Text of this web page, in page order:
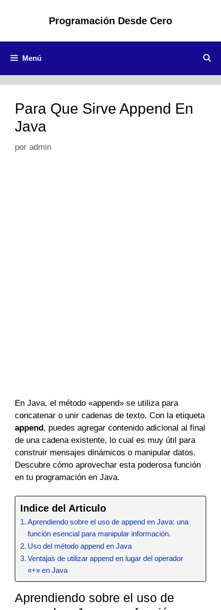
Programación Desde Cero
Menú
Para Que Sirve Append En
Java
por admin
En Java, el método «append» se utiliza para
concatenar o unir cadenas de texto. Con la etiqueta
append, puedes agregar contenido adicional al final
de una cadena existente, lo cual es muy útil para
construir mensajes dinámicos o manipular datos.
Descubre cómo aprovechar esta poderosa función
en tu programación en Java.
Indice del Articulo
Aprendiendo sobre el uso de append en Java: una
función esencial para manipular información.
Uso del método append en Java
Ventajas de utilizar append en lugar del operador
«+» en Java
Aprendiendo sobre el uso de